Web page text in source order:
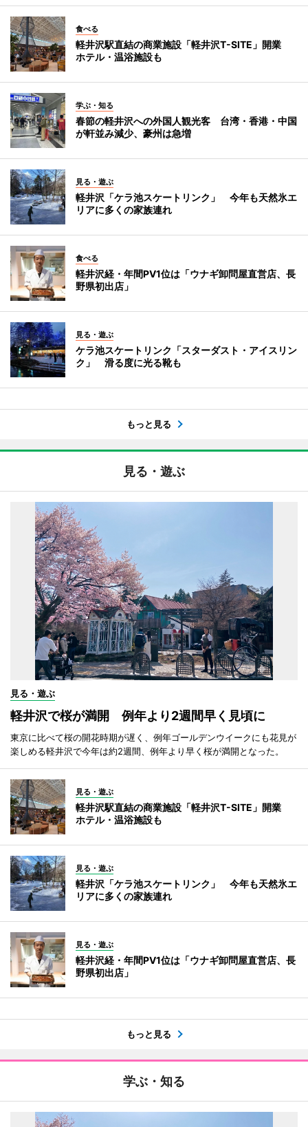
食べる
軽井沢駅直結の商業施設「軽井沢T-SITE」開業
ホテル・温浴施設も
学ぶ・知る
春節の軽井沢への外国人観光客 台湾・香港・中国
が軒並み減少、豪州は急増
見る・遊ぶ
軽井沢「ケラ池スケートリンク」 今年も天然氷エ
リアに多くの家族連れ
食べる
軽井沢経・年間PV1位は「ウナギ卸問屋直営店、長
野県初出店」
見る・遊ぶ
ケラ池スケートリンク「スターダスト・アイスリン
ク」 滑る度に光る靴も
もっと見る
見る・遊ぶ
見る・遊ぶ
軽井沢で桜が満開 例年より2週間早く見頃に
東京に比べて桜の開花時期が遅く、例年ゴールデンウイークにも花見が
楽しめる軽井沢で今年は約2週間、例年より早く桜が満開となった。
見る・遊ぶ
軽井沢駅直結の商業施設「軽井沢T-SITE」開業
ホテル・温浴施設も
見る・遊ぶ
軽井沢「ケラ池スケートリンク」 今年も天然氷エ
リアに多くの家族連れ
見る・遊ぶ
軽井沢経・年間PV1位は「ウナギ卸問屋直営店、長
野県初出店」
もっと見る
学ぶ・知る